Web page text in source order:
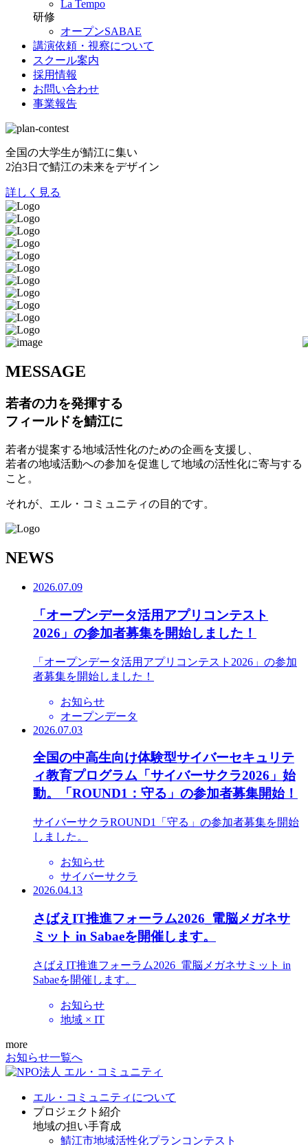
La Tempo
研修
オープンSABAE
講演依頼・視察について
スクール案内
採用情報
お問い合わせ
事業報告
全国の大学生が鯖江に集い
2泊3日で鯖江の未来をデザイン
詳しく見る
MESSAGE
若者の力を発揮する
フィールドを鯖江に
若者が提案する地域活性化のための企画を支援し、
若者の地域活動への参加を促進して地域の活性化に寄与する
こと。
それが、エル・コミュニティの目的です。
NEWS
2026.07.09
「オープンデータ活用アプリコンテスト
2026」の参加者募集を開始しました！
「オープンデータ活用アプリコンテスト2026」の参加
者募集を開始しました！
お知らせ
オープンデータ
2026.07.03
全国の中高生向け体験型サイバーセキュリテ
ィ教育プログラム「サイバーサクラ2026」始
動。「ROUND1：守る」の参加者募集開始！
サイバーサクラROUND1「守る」の参加者募集を開始
しました。
お知らせ
サイバーサクラ
2026.04.13
さばえIT推進フォーラム2026_電脳メガネサ
ミット in Sabaeを開催します。
さばえIT推進フォーラム2026_電脳メガネサミット in
Sabaeを開催します。
お知らせ
地域 × IT
more
お知らせ一覧へ
エル・コミュニティについて
プロジェクト紹介
地域の担い手育成
鯖江市地域活性化プランコンテスト